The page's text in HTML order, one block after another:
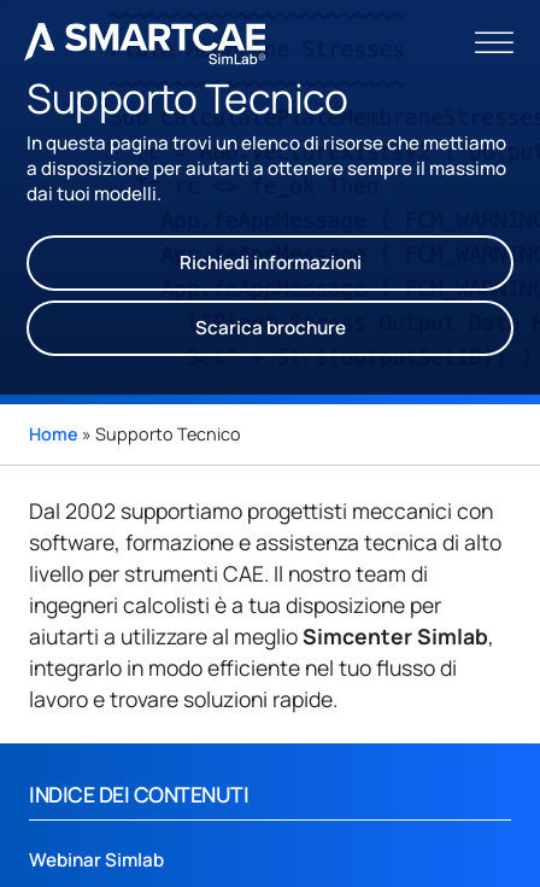
Supporto Tecnico
In questa pagina trovi un elenco di risorse che mettiamo
a disposizione per aiutarti a ottenere sempre il massimo
dai tuoi modelli.
Richiedi informazioni
Scarica brochure
Home » Supporto Tecnico
Dal 2002 supportiamo progettisti meccanici con
software, formazione e assistenza tecnica di alto
livello per strumenti CAE. Il nostro team di
ingegneri calcolisti è a tua disposizione per
aiutarti a utilizzare al meglioSimcenterSimlab,
integrarlo in modo efficiente nel tuo flusso di
lavoro e trovare soluzioni rapide.
INDICE DEI CONTENUTI
Webinar Simlab